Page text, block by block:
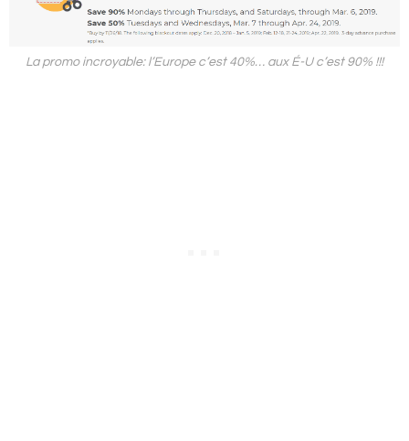
La promo incroyable: l’Europe c’est 40%… aux É-U c’est 90% !!!